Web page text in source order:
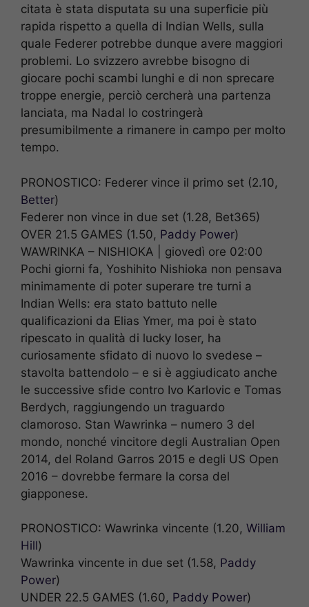
citata è stata disputata su una superficie più
rapida rispetto a quella di Indian Wells, sulla
quale Federer potrebbe dunque avere maggiori
problemi. Lo svizzero avrebbe bisogno di
giocare pochi scambi lunghi e di non sprecare
troppe energie, perciò cercherà una partenza
lanciata, ma Nadal lo costringerà
presumibilmente a rimanere in campo per molto
tempo.
PRONOSTICO: Federer vince il primo set (2.10,
Better)
Federer non vince in due set (1.28, Bet365)
OVER 21.5 GAMES (1.50, Paddy Power)
WAWRINKA – NISHIOKA | giovedì ore 02:00
Pochi giorni fa, Yoshihito Nishioka non pensava
minimamente di poter superare tre turni a
Indian Wells: era stato battuto nelle
qualificazioni da Elias Ymer, ma poi è stato
ripescato in qualità di lucky loser, ha
curiosamente sfidato di nuovo lo svedese –
stavolta battendolo – e si è aggiudicato anche
le successive sfide contro Ivo Karlovic e Tomas
Berdych, raggiungendo un traguardo
clamoroso. Stan Wawrinka – numero 3 del
mondo, nonché vincitore degli Australian Open
2014, del Roland Garros 2015 e degli US Open
2016 – dovrebbe fermare la corsa del
giapponese.
PRONOSTICO: Wawrinka vincente (1.20, William
Hill)
Wawrinka vincente in due set (1.58, Paddy
Power)
UNDER 22.5 GAMES (1.60, Paddy Power)